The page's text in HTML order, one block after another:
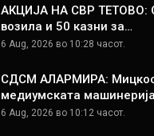
АКЦИЈА НА СВР ТЕТОВО:
возила и 50 казни за…
6 Aug, 2026 во 10:28 часот.
СДСМ АЛАРМИРА:
медиумската
6 Aug, 2026 во 10:12 часот.